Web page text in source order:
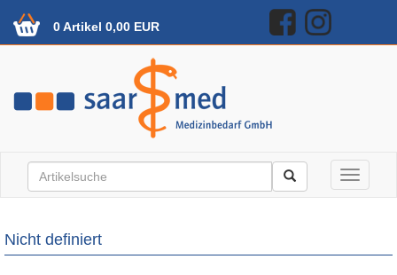
0 Artikel 0,00 EUR
Toggle
Nicht definiert